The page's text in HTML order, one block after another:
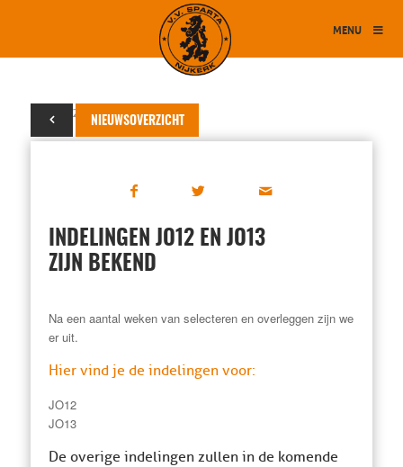
MENU
NIEUWSOVERZICHT
20 juni 2019
INDELINGEN JO12 EN JO13
ZIJN BEKEND
Na een aantal weken van selecteren en overleggen zijn we
er uit.
Hier vind je de indelingen voor:
JO12
JO13
De overige indelingen zullen in de komende